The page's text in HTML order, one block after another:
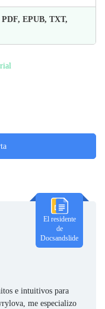
EPUB, TXT,
El residente
de
Docsandslide
e intuitivos para
me especializo